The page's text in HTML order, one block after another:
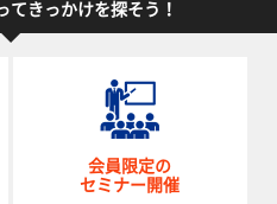
てきっかけを探そう！
会員限定の
セミナー開催